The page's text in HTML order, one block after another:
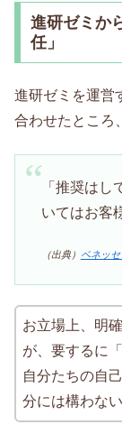
進研ゼミか
任」
進研ゼミを運営
合わせたところ
「推奨は
いてはお客
（出典） ベネッ
お立場上、明
が、要するに
自分たちの自
分には構わな